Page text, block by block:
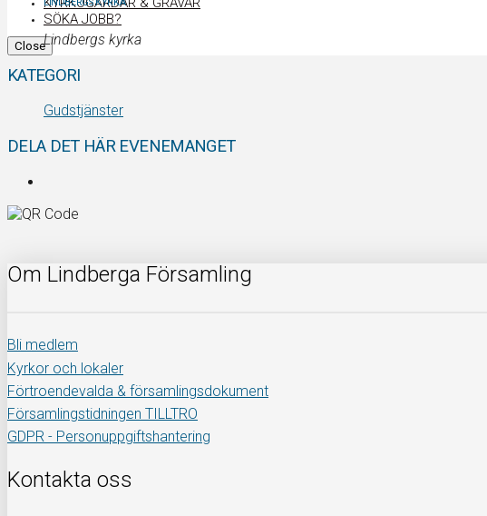
SÖKA JOBB?
CloseLindbergs kyrka
KATEGORI
Gudstjänster
DELA DET HÄR EVENEMANGET
Om Lindberga Församling
Bli medlem
Kyrkor och lokaler
Förtroendevalda & församlingsdokument
Församlingstidningen TILLTRO
GDPR - Personuppgiftshantering
Kontakta oss